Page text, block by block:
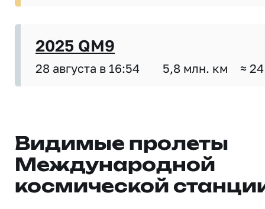
2025 QM9
28 августа в 16:54 5,8 млн. км ≈
Видимые пролеты
Международной
космической